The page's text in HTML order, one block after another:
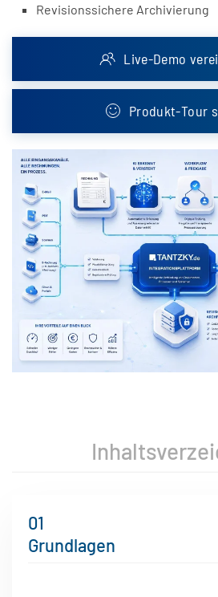
Revisionssichere Archivierung
Live-Demo
Produkt-Tour
01
Grundlagen